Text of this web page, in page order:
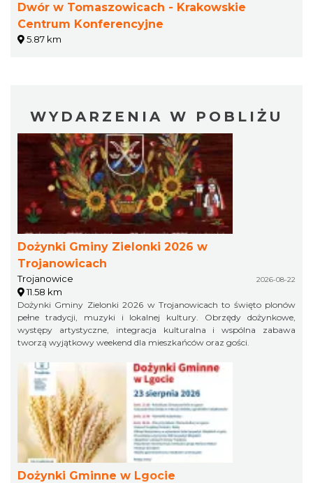
Dwór w Tomaszowicach - Krakowskie
Centrum Konferencyjne
5.87 km
WYDARZENIA W POBLIŻU
Dożynki Gminy Zielonki 2026 w
Trojanowicach
Trojanowice 2026-08-22
11.58 km
Dożynki Gminy Zielonki 2026 w Trojanowicach to święto plonów
pełne tradycji, muzyki i lokalnej kultury. Obrzędy dożynkowe,
występy artystyczne, integracja kulturalna i wspólna zabawa
tworzą wyjątkowy weekend dla mieszkańców oraz gości.
Dożynki Gminne w Lgocie